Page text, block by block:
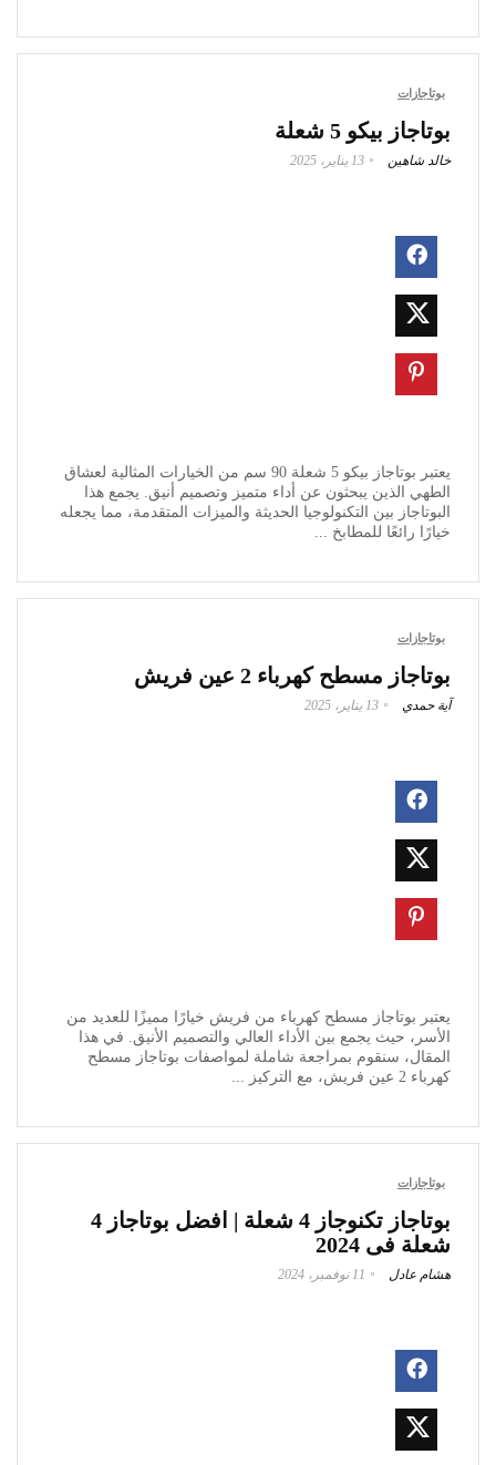
بوتاجازات
بوتاجاز بيكو 5 شعلة
خالد شاهين 13 يناير، 2025
يعتبر بوتاجاز بيكو 5 شعلة 90 سم من الخيارات المثالية لعشاق
الطهي الذين يبحثون عن أداء متميز وتصميم أنيق. يجمع هذا
البوتاجاز بين التكنولوجيا الحديثة والميزات المتقدمة، مما يجعله
خيارًا رائعًا للمطابخ ...
بوتاجازات
بوتاجاز مسطح كهرباء 2 عين فريش
آية حمدي 13 يناير، 2025
يعتبر بوتاجاز مسطح كهرباء من فريش خيارًا مميزًا للعديد من
الأسر، حيث يجمع بين الأداء العالي والتصميم الأنيق. في هذا
المقال، سنقوم بمراجعة شاملة لمواصفات بوتاجاز مسطح
كهرباء 2 عين فريش، مع التركيز ...
بوتاجازات
بوتاجاز تكنوجاز 4 شعلة | افضل بوتاجاز 4
شعلة فى 2024
هشام عادل 11 نوفمبر، 2024